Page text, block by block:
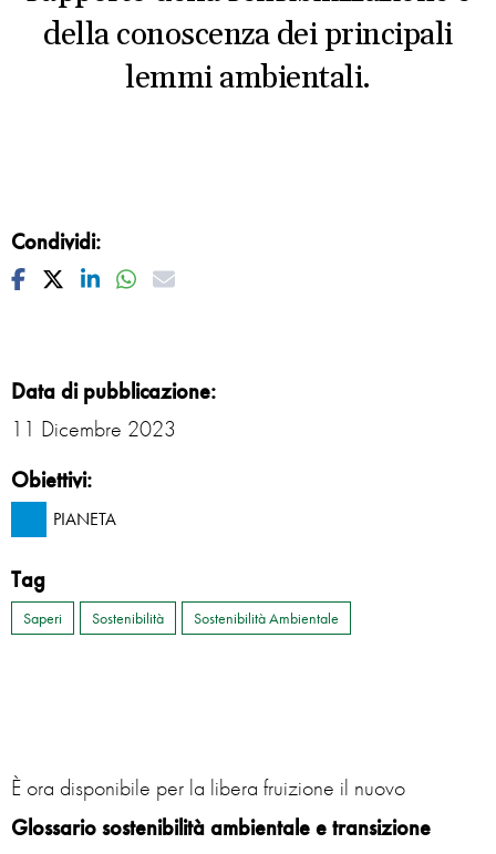
della conoscenza dei principali
lemmi ambientali.
Condividi:
Facebook
TwitterLinkedinWhatsapp
Mail
Data di pubblicazione:
11 Dicembre 2023
Obiettivi:
PIANETA
Tag
Saperi Sostenibilità Sostenibilità Ambientale
È ora disponibile per la libera fruizione il nuovo
Glossario sostenibilità ambientale e transizione